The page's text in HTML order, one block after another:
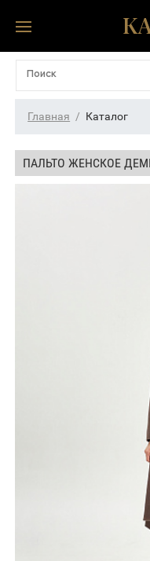
Главная Каталог
ПАЛЬТО ЖЕНСКОЕ